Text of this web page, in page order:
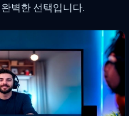
벽한 선택입니다.